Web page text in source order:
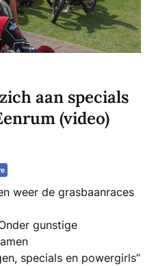
aan specials
(video)
weer de grasbaanraces
gunstige
specials en powergirls”